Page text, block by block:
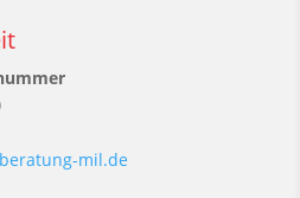
mil.de